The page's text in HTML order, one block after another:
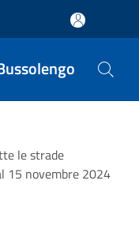
le strade
15 novembre 2024